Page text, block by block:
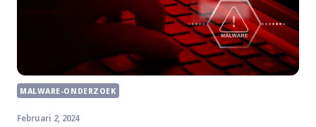
MALWARE-ONDERZOEK
Februari 2, 2024